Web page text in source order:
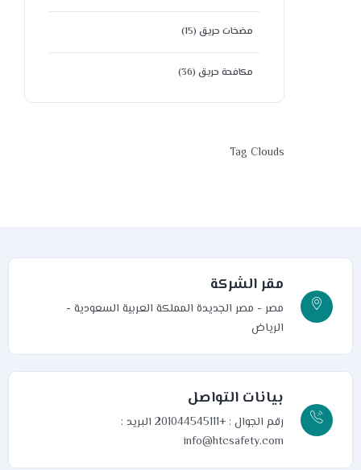
مضخات حريق (15)
مكافحة حريق (36)
Tag Clouds
مقر الشركة
مصر - مصر الجديدة المملكة العربية السعودية -
الرياض
بيانات التواصل
رقم الجوال : +201044545111
البريد :
info@htcsafety.com